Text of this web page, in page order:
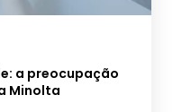
a preocupação
Minolta